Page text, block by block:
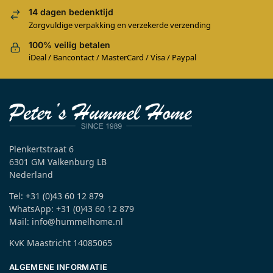
14 dagen bedenktijd
Zorgvuldige verpakking en verzekerde verzending
100% veilig betalen
iDeal / Bancontact / MasterCard / Visa / Paypal
Plenkertstraat 6
6301 GM Valkenburg LB
Nederland
Tel: +31 (0)43 60 12 879
WhatsApp: +31 (0)43 60 12 879
Mail: info@hummelhome.nl
KvK Maastricht 14085065
ALGEMENE INFORMATIE